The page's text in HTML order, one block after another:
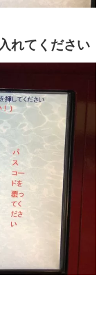
れてください